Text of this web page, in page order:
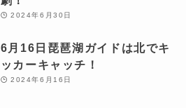
2024年6月30日
6月16日琵琶湖ガイドは北でキ
ッカーキャッチ！
2024年6月16日